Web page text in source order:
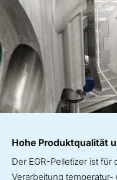
Hohe Produktqualität
Der EGR-Pelletizer ist
Verarbeitung